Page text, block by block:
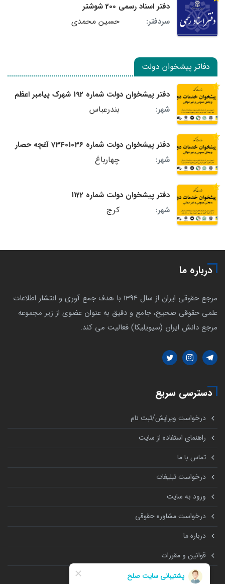
دفتر اسناد رسمی 200 شوشتر
سردفتر:
حسین محمدی
دفاتر پیشخوان دولت
دفتر پیشخوان دولت شماره 192 شهرک پیامبر اعظم
شهر:
بندرعباس
دفتر پیشخوان دولت شماره 73401036 آغچه حصار
شهر:
چهارباغ
دفتر پیشخوان دولت شماره 1122
شهر:
کرج
درباره ما
مرجع حقوقی ایران از سال 1394 با هدف جمع آوری و انتشار اطلاعات
علمی حقوقی صحیح، جامع و دقیق به عنوان عضوی از زیر مجموعه
مرجع دانش ایران (سیویلیکا) فعالیت می کند.
دسترسی سریع
درخواست ویرایش/ثبت نام
راهنمای استفاده از سایت
تماس با ما
درخواست تبلیغات
ورود به سایت
درخواست مشاوره حقوقی
درباره ما
قوانین و مقررات